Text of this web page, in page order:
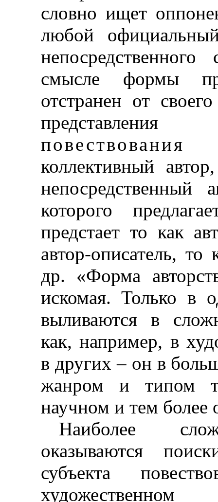
словно ищет
любой
смысле формы
отстранен от
повествования
коллективный
непосредственный
которого
предстает то как
автор-описатель, то
др. «Форма
искомая. Только в
выливаются в
как, например, в
в других–он в
жанром и типом
научном и тем более
Наиболее
оказываются
субъекта